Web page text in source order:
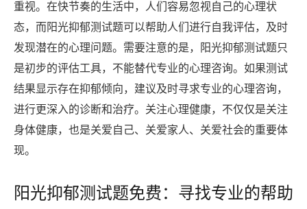
重视。在快节奏的生活中，人们容易忽视自己的心理状
态，而阳光抑郁测试题可以帮助人们进行自我评估，及时
发现潜在的心理问题。需要注意的是，阳光抑郁测试题只
是初步的评估工具，不能替代专业的心理咨询。如果测试
结果显示存在抑郁倾向，建议及时寻求专业的心理咨询，
进行更深入的诊断和治疗。关注心理健康，不仅仅是关注
身体健康，也是关爱自己、关爱家人、关爱社会的重要体
现。
阳光抑郁测试题免费：寻找专业的帮助